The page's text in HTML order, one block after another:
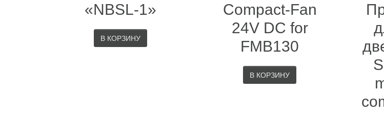
«NBSL-1»
В КОРЗИНУ
Compact-Fan
24V DC for
FMB130
В КОРЗИНУ